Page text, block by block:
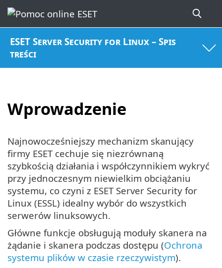
ESET Server Security for Linux – Spis
treści
Wprowadzenie
Najnowocześniejszy mechanizm skanujący
firmy ESET cechuje się niezrównaną
szybkością działania i współczynnikiem wykryć
przy jednoczesnym niewielkim obciążaniu
systemu, co czyni z ESET Server Security for
Linux (ESSL) idealny wybór do wszystkich
serwerów linuksowych.
Główne funkcje obsługują moduły skanera na
żądanie i skanera podczas dostępu (Ochrona
systemu plików w czasie rzeczywistym).